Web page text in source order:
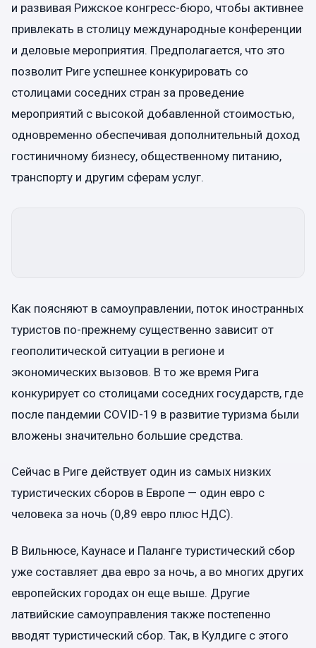
и развивая Рижское конгресс-бюро, чтобы активнее
привлекать в столицу международные конференции
и деловые мероприятия. Предполагается, что это
позволит Риге успешнее конкурировать со
столицами соседних стран за проведение
мероприятий с высокой добавленной стоимостью,
одновременно обеспечивая дополнительный доход
гостиничному бизнесу, общественному питанию,
транспорту и другим сферам услуг.
Как поясняют в самоуправлении, поток иностранных
туристов по-прежнему существенно зависит от
геополитической ситуации в регионе и
экономических вызовов. В то же время Рига
конкурирует со столицами соседних государств, где
после пандемии COVID-19 в развитие туризма были
вложены значительно большие средства.
Сейчас в Риге действует один из самых низких
туристических сборов в Европе — один евро с
человека за ночь (0,89 евро плюс НДС).
В Вильнюсе, Каунасе и Паланге туристический сбор
уже составляет два евро за ночь, а во многих других
европейских городах он еще выше. Другие
латвийские самоуправления также постепенно
вводят туристический сбор. Так, в Кулдиге с этого